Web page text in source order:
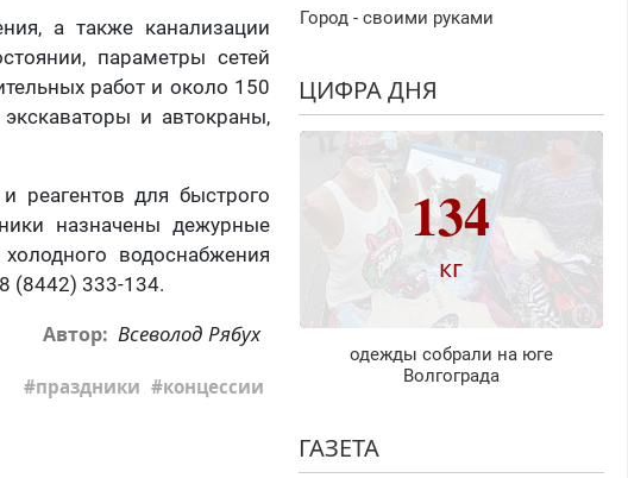
а также канализации
параметры сетей
работ и около 150
и автокраны,
реагентов для быстрого
назначены дежурные
водоснабжения
(8442) 333-134.
Автор: Всеволод Рябух
праздники концессии
Город - своими руками
ЦИФРА ДНЯ
134
кг
одежды собрали на юге
Волгограда
ГАЗЕТА